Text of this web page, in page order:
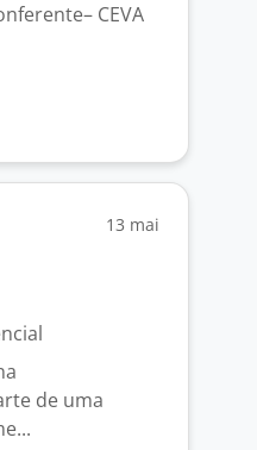
CEVA
13 mai
de uma